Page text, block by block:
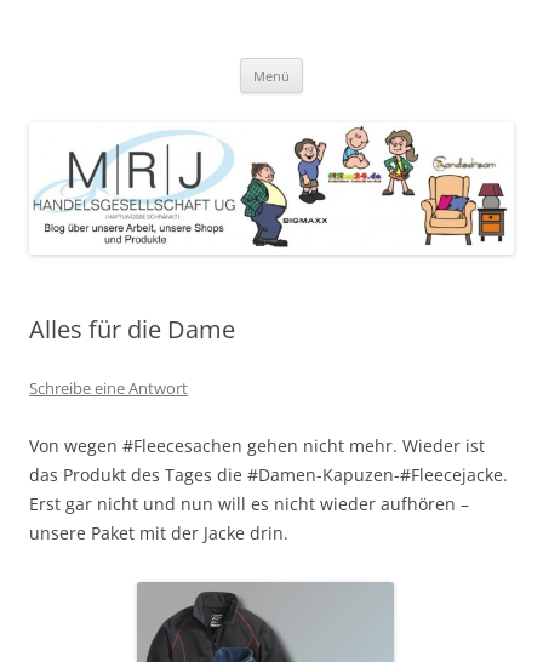
angebotene Produkte
Menü
Alles für die Dame
Schreibe eine Antwort
Von wegen #Fleecesachen gehen nicht mehr. Wieder ist
das Produkt des Tages die #Damen-Kapuzen-#Fleecejacke.
Erst gar nicht und nun will es nicht wieder aufhören –
unsere Paket mit der Jacke drin.